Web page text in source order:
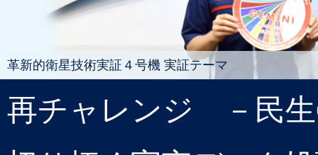
革新的衛星技術実証４号機 実証テーマ
再チャレンジ －民生